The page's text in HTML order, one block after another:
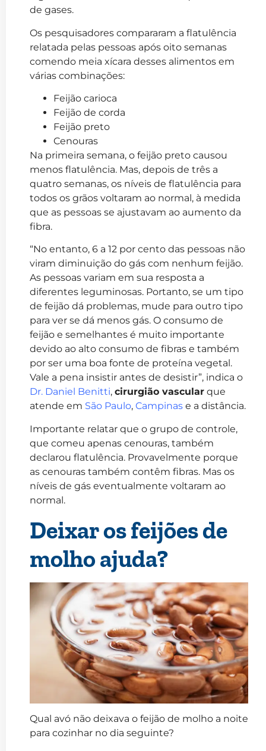
de gases.
Os pesquisadores compararam a flatulência
relatada pelas pessoas após oito semanas
comendo meia xícara desses alimentos em
várias combinações:
Feijão carioca
Feijão de corda
Feijão preto
Cenouras
Na primeira semana, o feijão preto causou
menos flatulência. Mas, depois de três a
quatro semanas, os níveis de flatulência para
todos os grãos voltaram ao normal, à medida
que as pessoas se ajustavam ao aumento da
fibra.
“No entanto, 6 a 12 por cento das pessoas não
viram diminuição do gás com nenhum feijão.
As pessoas variam em sua resposta a
diferentes leguminosas. Portanto, se um tipo
de feijão dá problemas, mude para outro tipo
para ver se dá menos gás. O consumo de
feijão e semelhantes é muito importante
devido ao alto consumo de fibras e também
por ser uma boa fonte de proteína vegetal.
Vale a pena insistir antes de desistir”, indica o
Dr. Daniel Benitti, cirurgião vascular que
atende em São Paulo, Campinas e a distância.
Importante relatar que o grupo de controle,
que comeu apenas cenouras, também
declarou flatulência. Provavelmente porque
as cenouras também contêm fibras. Mas os
níveis de gás eventualmente voltaram ao
normal.
Deixar os feijões de
molho ajuda?
Qual avó não deixava o feijão de molho a noite
para cozinhar no dia seguinte?